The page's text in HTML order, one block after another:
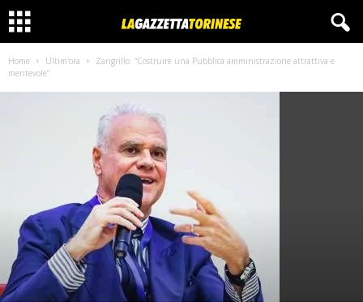
Home Ultim'ora
Zangrillo: “Costruire una Pubblica amministrazione attrattiva e
meritevole”